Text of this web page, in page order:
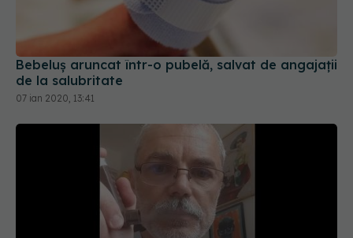
Bebeluș aruncat într-o pubelă, salvat de angajații
de la salubritate
07 ian 2020, 13:41